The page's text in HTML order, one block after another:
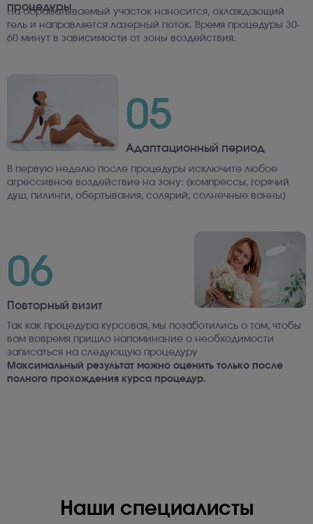
процедуры
На обрабатываемый участок наносится, охлаждающий
гель и направляется лазерный поток. Время процедуры 30-
60 минут в зависимости от зоны воздействия.
05
Адаптационный период
В первую неделю после процедуры исключите любое
агрессивное воздействие на зону: (компрессы, горячий
душ, пилинги, обертывания, солярий, солнечные ванны)
06
Повторный визит
Так как процедура курсовая, мы позаботились о том, чтобы
вам вовремя пришло напоминание о необходимости
записаться на следующую процедуру
Максимальный результат можно оценить только после
полного прохождения курса процедур.
Наши специалисты